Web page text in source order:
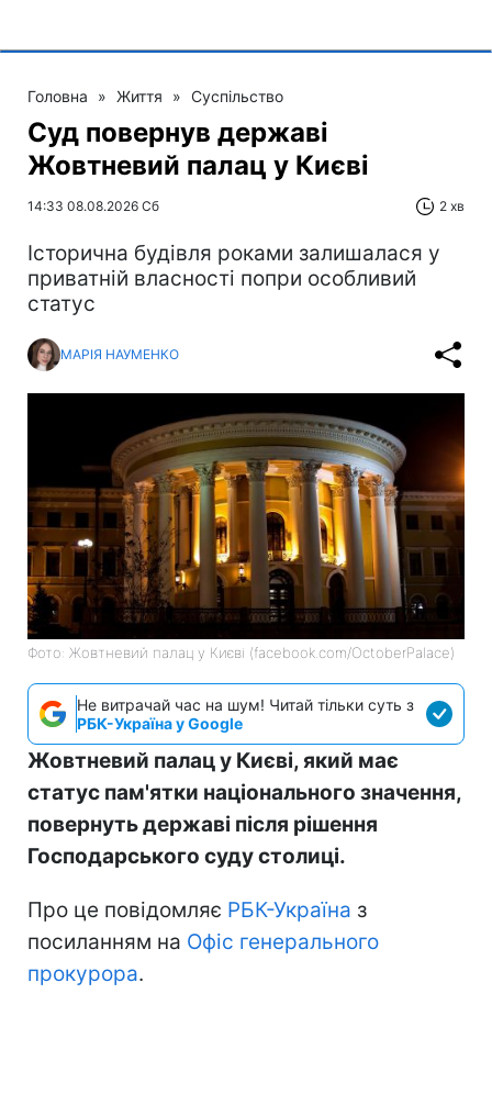
Головна » Життя » Суспільство
Суд повернув державі
Жовтневий палац у Києві
14:33 08.08.2026 Сб 2 хв
Історична будівля роками залишалася у
приватній власності попри особливий
статус
МАРІЯ НАУМЕНКО
Фото: Жовтневий палац у Києві (facebook.com/OctoberPalace)
Не витрачай час на шум! Читай тільки суть з
РБК-Україна у Google
Жовтневий палац у Києві, який має
статус пам'ятки національного значення,
повернуть державі після рішення
Господарського суду столиці.
Про це повідомляє РБК-Україна з
посиланням на Офіс генерального
прокурора.